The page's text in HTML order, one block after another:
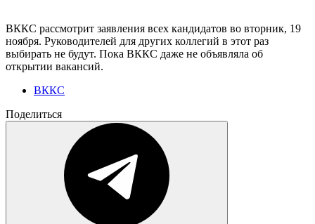
ВККС рассмотрит заявления всех кандидатов во вторник, 19
ноября. Руководителей для других коллегий в этот раз
выбирать не будут. Пока ВККС даже не объявляла об
открытии вакансий.
ВККС
Поделиться